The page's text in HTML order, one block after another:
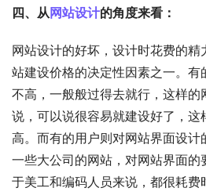
四、从网站设计的角度来看：
网站设计的好坏，设计时花费的
站建设价格的决定性因素之一。
不高，一般般过得去就行，这样
说，可以说很容易就建设好了，这
高。而有的用户则对网站界面设计
一些大公司的网站，对网站界面
于美工和编码人员来说，都很耗费